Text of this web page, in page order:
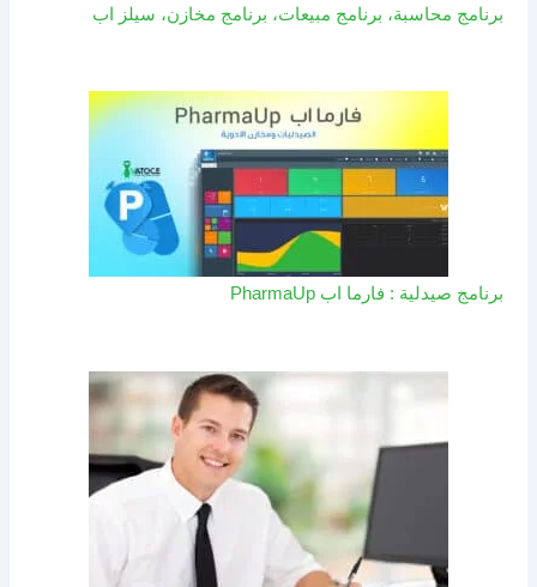
برنامج محاسبة، برنامج مبيعات، برنامج مخازن، سيلز اب
برنامج صيدلية : فارما اب PharmaUp​